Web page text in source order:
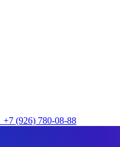
+7 (926) 780-08-88